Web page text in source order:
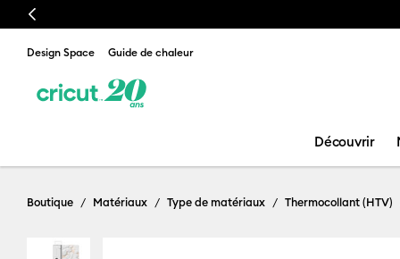
Previous
Design Space Guide de chaleur
Découvrir
Boutique Matériaux Type de matériaux Thermocollant (HTV)